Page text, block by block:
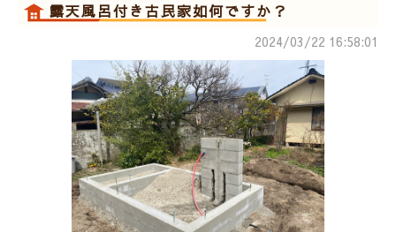
露天風呂付き古民家如何ですか？
2024/03/22 16:58:01